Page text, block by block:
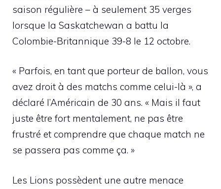
saison régulière – à seulement 35 verges
lorsque la Saskatchewan a battu la
Colombie-Britannique 39-8 le 12 octobre.
« Parfois, en tant que porteur de ballon, vous
avez droit à des matchs comme celui-là », a
déclaré l’Américain de 30 ans. « Mais il faut
juste être fort mentalement, ne pas être
frustré et comprendre que chaque match ne
se passera pas comme ça. »
Les Lions possèdent une autre menace